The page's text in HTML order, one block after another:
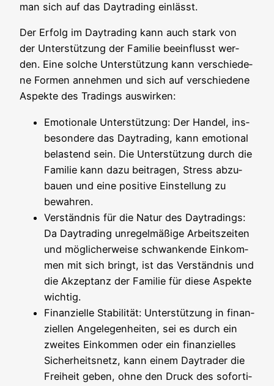
man sich auf das Day­tra­ding einlässt.
Der Erfolg im Day­tra­ding kann auch stark von
der Unter­stüt­zung der Fami­lie beein­flusst wer­
den. Eine sol­che Unter­stüt­zung kann ver­schie­de­
ne For­men anneh­men und sich auf ver­schie­de­ne
Aspek­te des Tra­dings auswirken:
Emo­tio­na­le Unter­stüt­zung: Der Han­del, ins­
be­son­de­re das Day­tra­ding, kann emo­tio­nal
belas­tend sein. Die Unter­stüt­zung durch die
Fami­lie kann dazu bei­tra­gen, Stress abzu­
bau­en und eine posi­ti­ve Ein­stel­lung zu
bewahren.
Ver­ständ­nis für die Natur des Day­tra­dings:
Da Day­tra­ding unre­gel­mä­ßi­ge Arbeits­zei­ten
und mög­li­cher­wei­se schwan­ken­de Ein­kom­
men mit sich bringt, ist das Ver­ständ­nis und
die Akzep­tanz der Fami­lie für die­se Aspek­te
wichtig.
Finan­zi­el­le Sta­bi­li­tät: Unter­stüt­zung in finan­
zi­el­len Ange­le­gen­hei­ten, sei es durch ein
zwei­tes Ein­kom­men oder ein finan­zi­el­les
Sicher­heits­netz, kann einem Day­trader die
Frei­heit geben, ohne den Druck des sofor­ti­